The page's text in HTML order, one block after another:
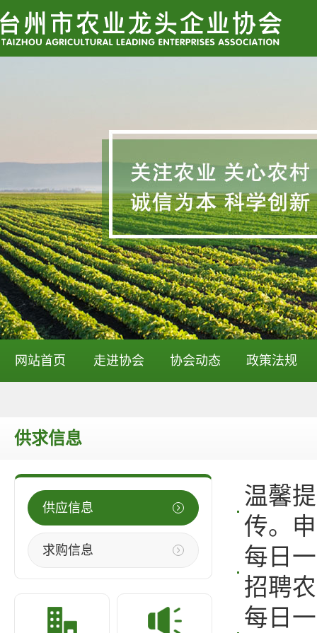
网站首页 走进协会 协会动态 政策法规
供求信息
供应信息
求购信息
温馨
传。
每日
招聘
每日